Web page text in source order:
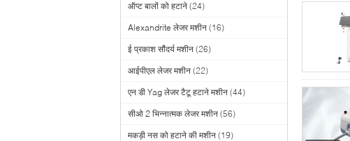
ऑप्ट बालों को हटाने (24)
Alexandrite लेजर मशीन (16)
ई प्रकाश सौंदर्य मशीन (26)
आईपीएल लेजर मशीन (22)
एन डी Yag लेजर टैटू हटाने मशीन (44)
सीओ 2 भिन्नात्मक लेजर मशीन (56)
मकड़ी नस को हटाने की मशीन (19)